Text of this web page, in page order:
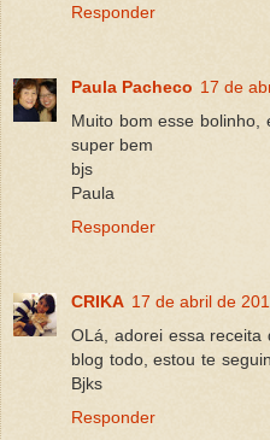
Responder
Paula Pacheco 17 de
Muito bom esse bolinho,
super bem
bjs
Paula
Responder
CRIKA 17 de abril de
OLá, adorei essa
blog todo, estou te
Bjks
Responder